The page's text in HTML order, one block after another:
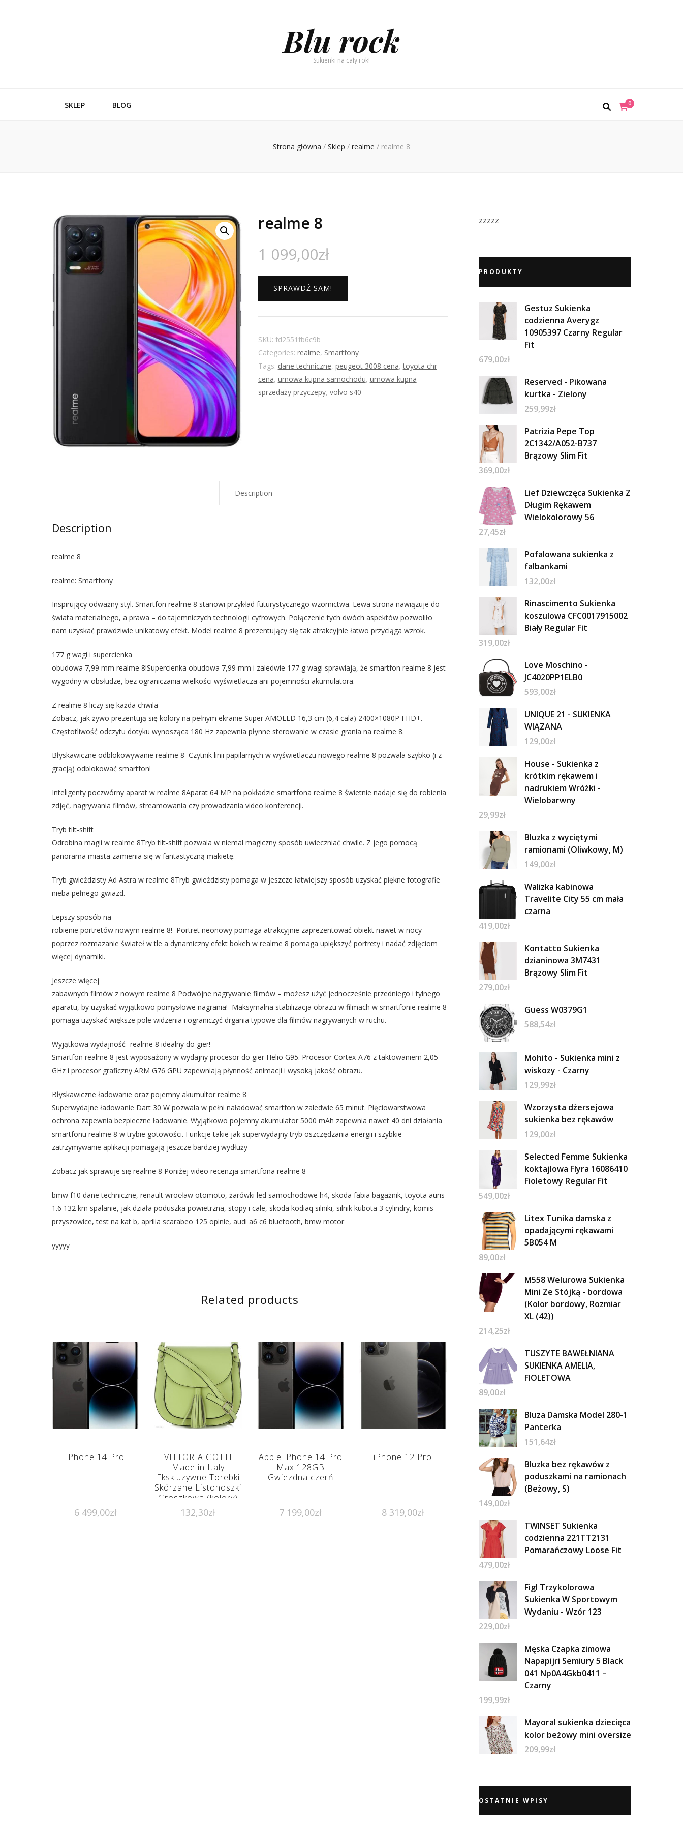
Blu rock
Sukienki na cały rok!
SKLEP BLOG 0
Strona główna / Sklep / realme / realme 8
realme 8
1 099,00zł
SPRAWDŹ SAM!
SKU: fd2551fb6c9b
Categories: realme, Smartfony
Tags: dane techniczne, peugeot 3008 cena,toyota chr
cena, umowa kupna samochodu, umowa kupna
sprzedaży przyczepy, volvo s40
Description
Description
realme 8
realme: Smartfony
Inspirujący odważny styl. Smartfon realme 8 stanowi przykład futurystycznego wzornictwa. Lewa strona nawiązuje do
świata materialnego, a prawa – do tajemniczych technologii cyfrowych. Połączenie tych dwóch aspektów pozwoliło
nam uzyskać prawdziwie unikatowy efekt. Model realme 8 prezentujący się tak atrakcyjnie łatwo przyciąga wzrok.
177 g wagi i supercienka
obudowa 7,99 mm realme 8!Supercienka obudowa 7,99 mm i zaledwie 177 g wagi sprawiają, że smartfon realme 8 jest
wygodny w obsłudze, bez ograniczania wielkości wyświetlacza ani pojemności akumulatora.
Z realme 8 liczy się każda chwila
Zobacz, jak żywo prezentują się kolory na pełnym ekranie Super AMOLED 16,3 cm (6,4 cala) 2400×1080P FHD+.
Częstotliwość odczytu dotyku wynosząca 180 Hz zapewnia płynne sterowanie w czasie grania na realme 8.
Błyskawiczne odblokowywanie realme 8 Czytnik linii papilarnych w wyświetlaczu nowego realme 8 pozwala szybko (i z
gracją) odblokować smartfon!
Inteligenty poczwórny aparat w realme 8Aparat 64 MP na pokładzie smartfona realme 8 świetnie nadaje się do robienia
zdjęć, nagrywania filmów, streamowania czy prowadzania video konferencji.
Tryb tilt-shift
Odrobina magii w realme 8Tryb tilt-shift pozwala w niemal magiczny sposób uwieczniać chwile. Z jego pomocą
panorama miasta zamienia się w fantastyczną makietę.
Tryb gwieździsty Ad Astra w realme 8Tryb gwieździsty pomaga w jeszcze łatwiejszy sposób uzyskać piękne fotografie
nieba pełnego gwiazd.
Lepszy sposób na
robienie portretów nowym realme 8! Portret neonowy pomaga atrakcyjnie zaprezentować obiekt nawet w nocy
poprzez rozmazanie świateł w tle a dynamiczny efekt bokeh w realme 8 pomaga upiększyć portrety i nadać zdjęciom
więcej dynamiki.
Jeszcze więcej
zabawnych filmów z nowym realme 8 Podwójne nagrywanie filmów – możesz użyć jednocześnie przedniego i tylnego
aparatu, by uzyskać wyjątkowo pomysłowe nagrania! Maksymalna stabilizacja obrazu w filmach w smartfonie realme 8
pomaga uzyskać większe pole widzenia i ograniczyć drgania typowe dla filmów nagrywanych w ruchu.
Wyjątkowa wydajność- realme 8 idealny do gier!
Smartfon realme 8 jest wyposażony w wydajny procesor do gier Helio G95. Procesor Cortex-A76 z taktowaniem 2,05
GHz i procesor graficzny ARM G76 GPU zapewniają płynność animacji i wysoką jakość obrazu.
Błyskawiczne ładowanie oraz pojemny akumultor realme 8
Superwydajne ładowanie Dart 30 W pozwala w pełni naładować smartfon w zaledwie 65 minut. Pięciowarstwowa
ochrona zapewnia bezpieczne ładowanie. Wyjątkowo pojemny akumulator 5000 mAh zapewnia nawet 40 dni działania
smartfonu realme 8 w trybie gotowości. Funkcje takie jak superwydajny tryb oszczędzania energii i szybkie
zatrzymywanie aplikacji pomagają jeszcze bardziej wydłuży
Zobacz jak sprawuje się realme 8 Poniżej video recenzja smartfona realme 8
bmw f10 dane techniczne, renault wrocław otomoto, żarówki led samochodowe h4, skoda fabia bagażnik, toyota auris
1.6 132 km spalanie, jak działa poduszka powietrzna, stopy i cale, skoda kodiaq silniki, silnik kubota 3 cylindry, komis
przyszowice, test na kat b, aprilia scarabeo 125 opinie, audi a6 c6 bluetooth, bmw motor
yyyyy
Related products
iPhone 14 Pro
6 499,00zł
VITTORIA GOTTI
Made in Italy
Ekskluzywne Torebki
Skórzane Listonoszki
Groszkowa (kolory)
132,30zł
Apple iPhone 14 Pro
Max 128GB
Gwiezdna czerń
7 199,00zł
iPhone 12 Pro
8 319,00zł
zzzzz
PRODUKTY
Gestuz Sukienka
codzienna Averygz
10905397 Czarny Regular
Fit
679,00zł
Reserved - Pikowana
kurtka - Zielony
259,99zł
Patrizia Pepe Top
2C1342/A052-B737
Brązowy Slim Fit
369,00zł
Lief Dziewczęca Sukienka Z
Długim Rękawem
Wielokolorowy 56
27,45zł
Pofalowana sukienka z
falbankami
132,00zł
Rinascimento Sukienka
koszulowa CFC0017915002
Biały Regular Fit
319,00zł
Love Moschino -
JC4020PP1ELB0
593,00zł
UNIQUE 21 - SUKIENKA
WIĄZANA
129,00zł
House - Sukienka z
krótkim rękawem i
nadrukiem Wróżki -
Wielobarwny
29,99zł
Bluzka z wyciętymi
ramionami (Oliwkowy, M)
149,00zł
Walizka kabinowa
Travelite City 55 cm mała
czarna
419,00zł
Kontatto Sukienka
dzianinowa 3M7431
Brązowy Slim Fit
279,00zł
Guess W0379G1
588,54zł
Mohito - Sukienka mini z
wiskozy - Czarny
129,99zł
Wzorzysta dżersejowa
sukienka bez rękawów
129,00zł
Selected Femme Sukienka
koktajlowa Flyra 16086410
Fioletowy Regular Fit
549,00zł
Litex Tunika damska z
opadającymi rękawami
5B054 M
89,00zł
M558 Welurowa Sukienka
Mini Ze Stójką - bordowa
(Kolor bordowy, Rozmiar
XL (42))
214,25zł
TUSZYTE BAWEŁNIANA
SUKIENKA AMELIA,
FIOLETOWA
89,00zł
Bluza Damska Model 280-1
Panterka
151,64zł
Bluzka bez rękawów z
poduszkami na ramionach
(Beżowy, S)
149,00zł
TWINSET Sukienka
codzienna 221TT2131
Pomarańczowy Loose Fit
479,00zł
Figl Trzykolorowa
Sukienka W Sportowym
Wydaniu - Wzór 123
229,00zł
Męska Czapka zimowa
Napapijri Semiury 5 Black
041 Np0A4Gkb0411 –
Czarny
199,99zł
Mayoral sukienka dziecięca
kolor beżowy mini oversize
209,99zł
OSTATNIE WPISY